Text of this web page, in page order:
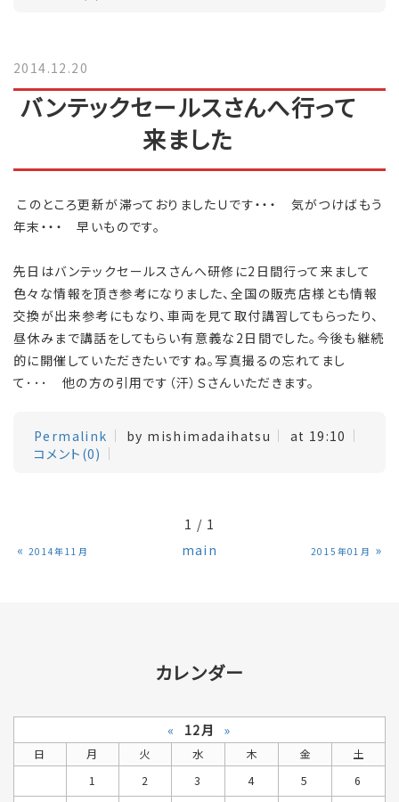
2014.12.20
バンテックセールスさんへ行って
来ました
このところ更新が滞っておりましたＵです・・・ 気がつけばもう
年末・・・ 早いものです。
先日はバンテックセールスさんへ研修に2日間行って来まして
色々な情報を頂き参考になりました、全国の販売店様とも情報
交換が出来参考にもなり、車両を見て取付講習してもらったり、
昼休みまで講話をしてもらい有意義な2日間でした。今後も継続
的に開催していただきたいですね。写真撮るの忘れてまし
て･･･ 他の方の引用です（汗）Ｓさんいただきます。
Permalink by mishimadaihatsu
at 19:10
コメント(0)
1 / 1
« 2014年11月 main 2015年01月 »
カレンダー
« 12月 »
日 月 火 水 木 金
土
1
2 3 4 5
6